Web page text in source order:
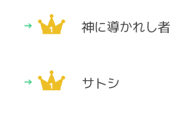
神に導かれし者
サトシ